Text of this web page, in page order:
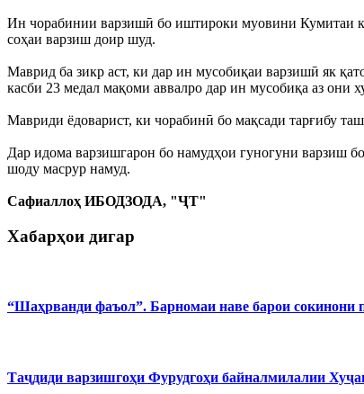
Ин чорабинии варзишӣ бо иштироки муовини Кумитаи
соҳаи варзиш доир шуд.
Маврид ба зикр аст, ки дар ин мусобиқаи варзишӣ як
касби 23 медал мақоми аввалро дар ин мусобиқа аз они
Мавриди ёдоварист, ки чорабинӣ бо мақсади тарғибу
Дар идома варзишгарон бо намудҳои гуногуни варзиш
шоду масрур намуд.
Сафиаллоҳ ИБОДЗОДА, "ҶТ"
Хабарҳои дигар
“Шаҳрванди фаъол”. Барномаи наве барои сокинони
Таҷдиди варзишгоҳи Фурудгоҳи байналмилалии